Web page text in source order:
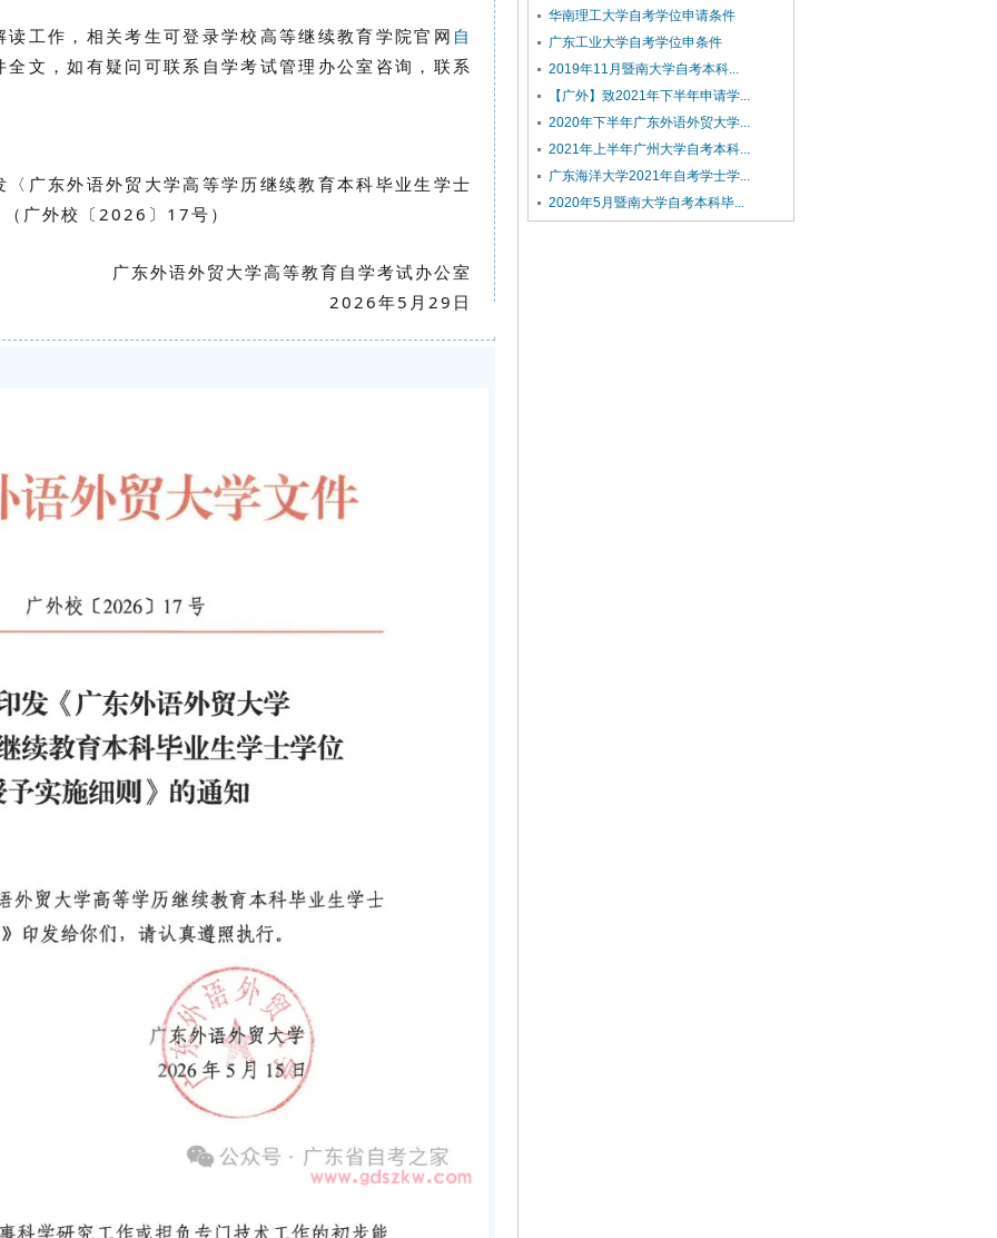
工作，相关考生可登录学校高等继续教育学院官网 自
文，如有疑问可联系自学考试管理办公室咨询，联系
广东外语外贸大学高等学历继续教育本科毕业生学士
广外校〔2026〕17号）
广东外语外贸大学高等教育自学考试办公室
2026年5月29日
华南理工大学自考学位申请条件
广东工业大学自考学位申条件
2019年11月暨南大学自考本科...
【广外】致2021年下半年申请学...
2020年下半年广东外语外贸大学...
2021年上半年广州大学自考本科...
广东海洋大学2021年自考学士学...
2020年5月暨南大学自考本科毕...